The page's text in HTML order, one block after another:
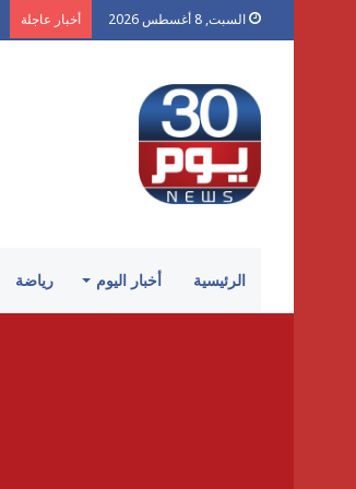
السبت, 8 أغسطس 2026 أخبار عاجلة
الرئيسية أخبار اليوم رياضة